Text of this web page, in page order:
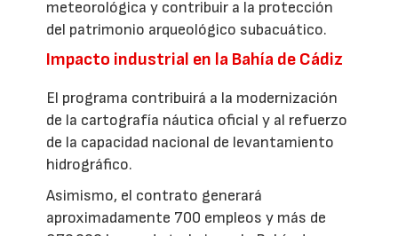
meteorológica y contribuir a la protección
del patrimonio arqueológico subacuático.
Impacto industrial en la Bahía de Cádiz
El programa contribuirá a la modernización
de la cartografía náutica oficial y al refuerzo
de la capacidad nacional de levantamiento
hidrográfico.
Asimismo, el contrato generará
aproximadamente 700 empleos y más de